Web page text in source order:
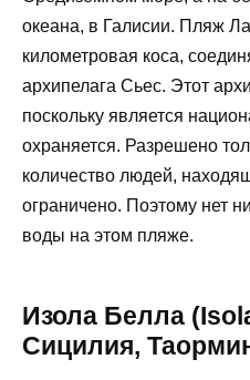
океана, в Галисии. Пляж
километровая коса,
архипелага Сьес. Этот
поскольку является
охраняется. Разрешено
количество людей,
ограничено. Поэтому нет
воды на этом пляже.
Изола Белла
Сицилия,